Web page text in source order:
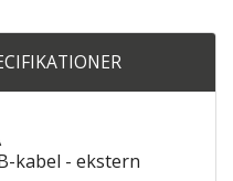
kabel - ekstern